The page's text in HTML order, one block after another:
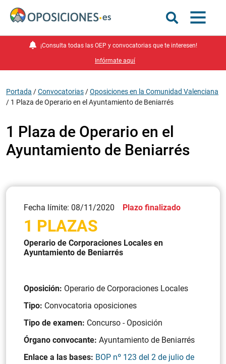
¡Consulta todas las OEP y convocatorias que te interesen!
Infórmate aquí
Portada /Convocatorias /Oposiciones en la Comunidad Valenciana
/ 1 Plaza de Operario en el Ayuntamiento de Beniarrés
1 Plaza de Operario en el
Ayuntamiento de Beniarrés
Fecha límite: 08/11/2020 Plazo finalizado
1 PLAZAS
Operario de Corporaciones Locales en
Ayuntamiento de Beniarrés
Oposición: Operario de Corporaciones Locales
Tipo: Convocatoria oposiciones
Tipo de examen: Concurso - Oposición
Órgano convocante: Ayuntamiento de Beniarrés
Enlace a las bases: BOP nº 123 del 2 de julio de